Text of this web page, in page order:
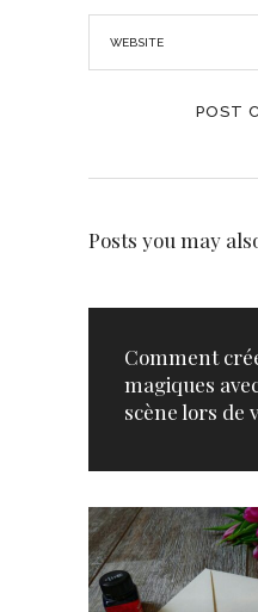
Posts you may
Comment
magiques
scène lors de